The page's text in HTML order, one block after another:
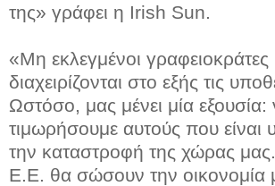
της» γράφει η Irish Sun.
«Μη εκλεγμένοι
διαχειρίζονται στο εξής τις
Ωστόσο, μας μένει μία εξουσία:
τιμωρήσουμε αυτούς που είναι
την καταστροφή της χώρας
Ε.Ε. θα σώσουν την